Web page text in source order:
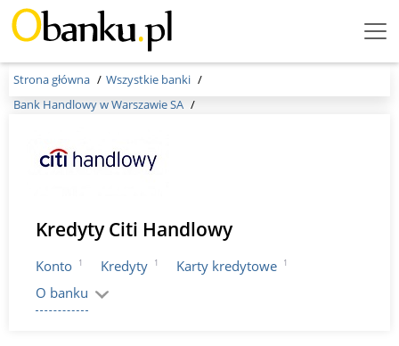
Menu
Strona główna
Wszystkie banki
Bank Handlowy w Warszawie SA
Kredyty Citi Handlowy
Konto 1 Kredyty 1 Karty kredytowe 1
O banku